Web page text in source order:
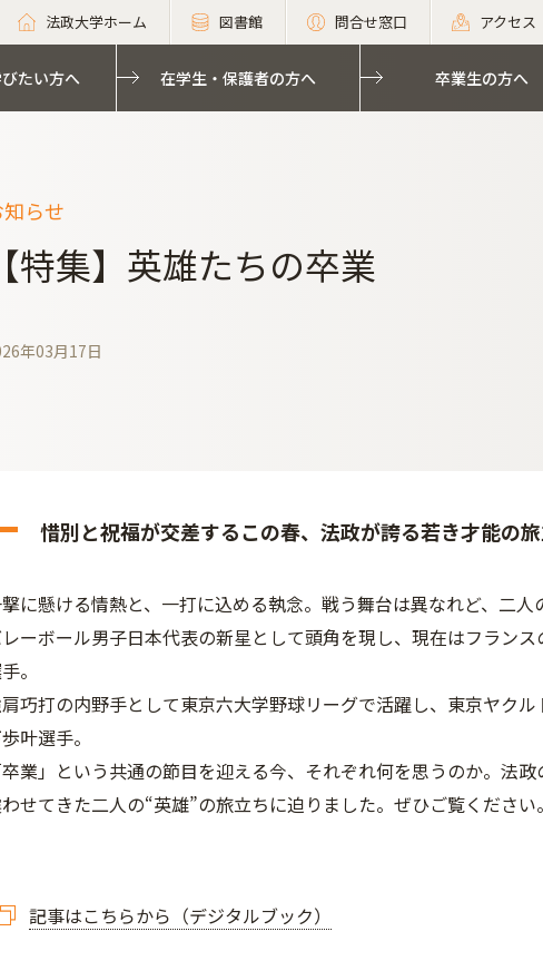
法政大学ホーム 図書館 問合せ窓口 アクセス
たい方へ 在学生・保護者の方へ 卒業生の方へ
知らせ
【特集】英雄たちの卒業
年03月17日
惜別と祝福が交差するこの春、法政が誇る若き才能の旅
に懸ける情熱と、一打に込める執念。戦う舞台は異なれど、二
ーボール男子日本代表の新星として頭角を現し、現在はフラン
。
巧打の内野手として東京六大学野球リーグで活躍し、東京ヤク
叶選手。
卒業」という共通の節目を迎える今、それぞれ何を思うのか。法
せてきた二人の“英雄”の旅立ちに迫りました。ぜひご覧ください
記事はこちらから（デジタルブック）